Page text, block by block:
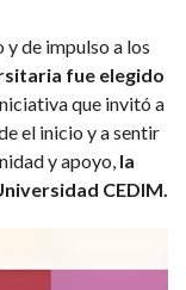
de impulso a los
fue elegido
que invitó a
el inicio y a sentir
y apoyo, la
CEDIM.